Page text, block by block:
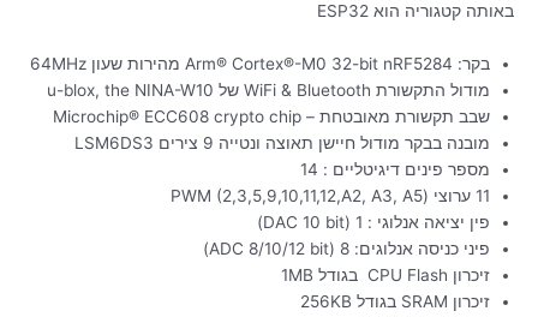
באותה קטגוריה הוא ESP32
בקר: Arm® Cortex®-M0 32-bit nRF5284 מהירות שעון 64MHz
מודול התקשורת WiFi & Bluetooth של u-blox, the NINA-W10
שבב תקשורת מאובטחת – Microchip® ECC608 crypto chip
מובנה בבקר מודול חיישן תאוצה ונטייה 9 צירים LSM6DS3
מספר פינים דיגיטליים : 14
11 ערוצי (PWM (2,3,5,9,10,11,12,A2, A3, A5
פין יציאה אנלוגי : 1 (DAC 10 bit)
פיני כניסה אנלוגים: 8 (ADC 8/10/12 bit)
זיכרון CPU Flash בגודל 1MB
זיכרון SRAM בגודל 256KB